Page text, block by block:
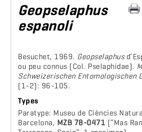
Geopselaphus
espanoli
Besuchet, 1969. Geopselaphus
ou peu connus (Col. Pselaphidae).
Schweizerischen Entomologischen
(1-2): 96-105.
Types
Paratype: Museu de Ciències
Barcelona, MZB 78-0471 (“Mas